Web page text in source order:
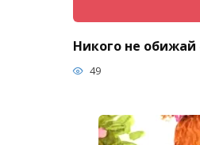
Никого не
49